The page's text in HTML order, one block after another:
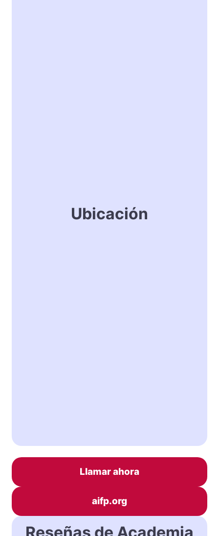
Ubicación
Llamar ahora
aifp.org